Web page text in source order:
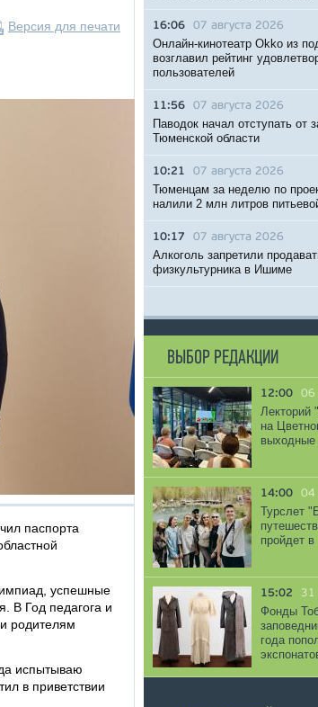
Версия для печати
паспорта
успешные
В Год педагога и
родителям
испытываю
в приветствии
16:06 07 августа 2026
Онлайн-кинотеатр Okko из
возглавил рейтинг
пользователей
11:56 07 августа 2026
Паводок начал отступать от
Тюменской области
10:21 07 августа 2026
Тюменцам за неделю по
налили 2 млн литров
10:17 07 августа 2026
Алкоголь запретили
физкультурника в Ишиме
ВЫБОР РЕДАКЦИИ
12:00 06
Лекторий
на
выходные
14:00 04
Турслет
пройдет в
15:02 31
Фонды
года